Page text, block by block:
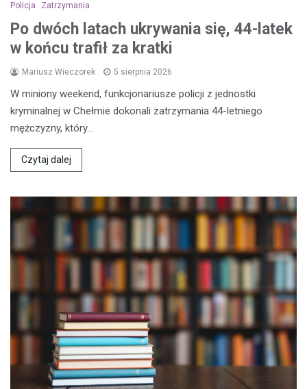
Policja Zatrzymania
Po dwóch latach ukrywania się, 44-latek
w końcu trafił za kratki
Mariusz Wieczorek 5 sierpnia 2026
W miniony weekend, funkcjonariusze policji z jednostki
kryminalnej w Chełmie dokonali zatrzymania 44-letniego
mężczyzny, który…
Czytaj dalej